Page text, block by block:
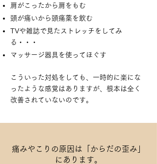
肩がこったから肩をもむ
頭が痛いから頭痛薬を飲む
TVや雑誌で見たストレッチをしてみ
る・・・
マッサージ器具を使ってほぐす
こういった対処をしても、一時的に楽にな
ったような感覚はありますが、根本は全く
改善されていないのです。
痛みやこりの原因は「からだの歪み」
にあります。